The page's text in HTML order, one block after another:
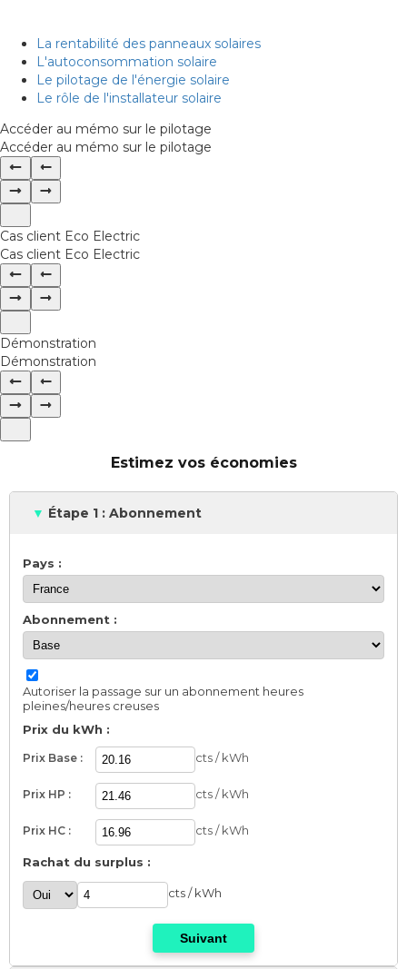
La rentabilité des panneaux solaires
L'autoconsommation solaire
Le pilotage de l'énergie solaire
Le rôle de l'installateur solaire
Accéder au mémo sur le pilotage
Accéder au mémo sur le pilotage
Cas client Eco Electric
Cas client Eco Electric
Démonstration
Démonstration
Estimez vos économies